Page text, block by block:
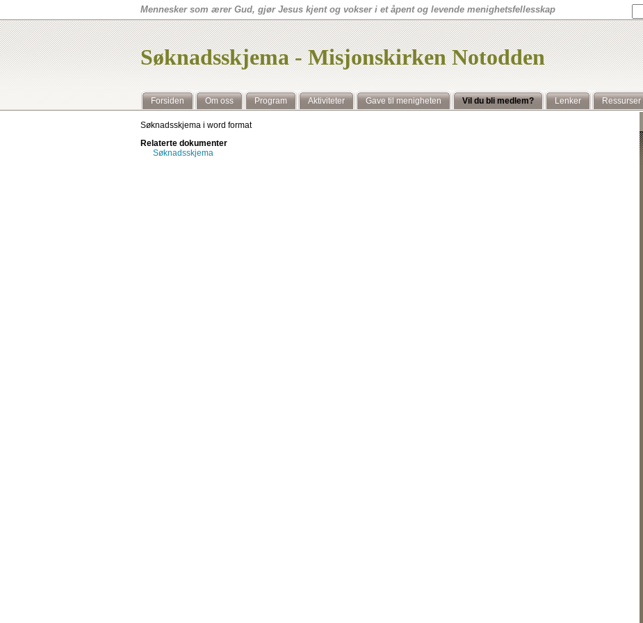
Mennesker som ærer Gud, gjør Jesus kjent og vokser i et åpent og levende menighetsfellesskap
Søknadsskjema - Misjonskirken Notodden
Forsiden Om oss Program Aktiviteter Gave til menigheten Vil du bli medlem? Lenker Ressurser
Søknadsskjema i word format
Relaterte dokumenter
Søknadsskjema